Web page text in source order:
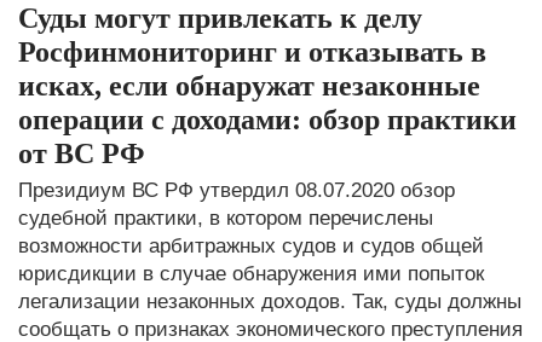
Суды могут привлекать к делу
Росфинмониторинг и отказывать в
исках, если обнаружат незаконные
операции с доходами: обзор практики
от ВС РФ
Президиум ВС РФ утвердил 08.07.2020 обзор
судебной практики, в котором перечислены
возможности арбитражных судов и судов общей
юрисдикции в случае обнаружения ими попыток
легализации незаконных доходов. Так, суды должны
сообщать о признаках экономического преступления